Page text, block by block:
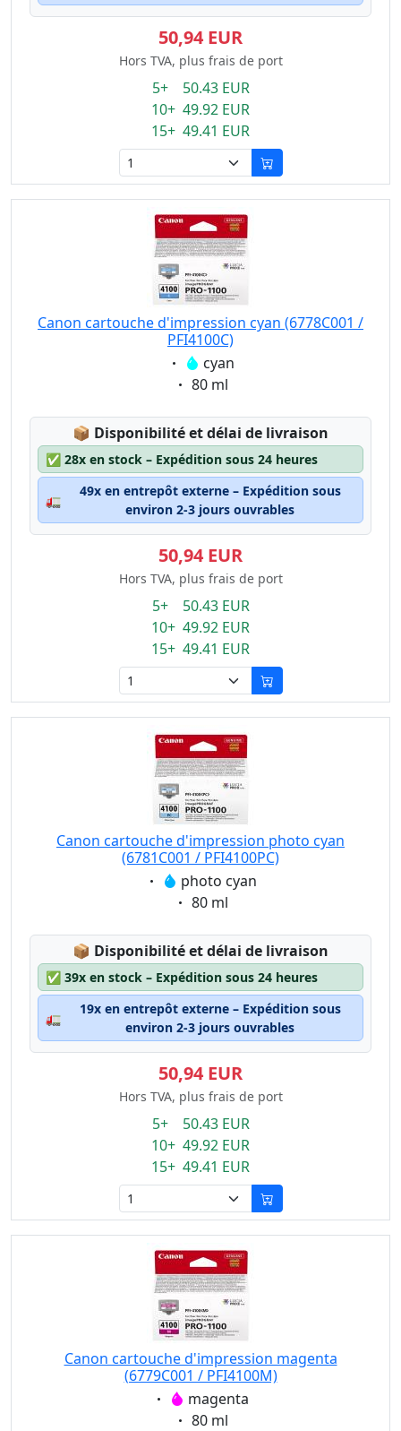
50,94 EUR
Hors TVA, plus frais de port
5+ 50.43 EUR
10+ 49.92 EUR
15+ 49.41 EUR
Canon cartouche d'impression cyan (6778C001 /
PFI4100C)
Eigenschaft:
cyan
Eigenschaft:
80 ml
📦 Lagerstatus:
Disponibilité et délai de livraison
✅ 28x en stock – Expédition sous 24 heures
🚛
49x en entrepôt externe – Expédition sous
environ 2-3 jours ouvrables
50,94 EUR
Hors TVA, plus frais de port
5+ 50.43 EUR
10+ 49.92 EUR
15+ 49.41 EUR
Canon cartouche d'impression photo cyan
(6781C001 / PFI4100PC)
Eigenschaft:
photo cyan
Eigenschaft:
80 ml
📦 Lagerstatus:
Disponibilité et délai de livraison
✅ 39x en stock – Expédition sous 24 heures
🚛
19x en entrepôt externe – Expédition sous
environ 2-3 jours ouvrables
50,94 EUR
Hors TVA, plus frais de port
5+ 50.43 EUR
10+ 49.92 EUR
15+ 49.41 EUR
Canon cartouche d'impression magenta
(6779C001 / PFI4100M)
Eigenschaft:
magenta
Eigenschaft:
80 ml